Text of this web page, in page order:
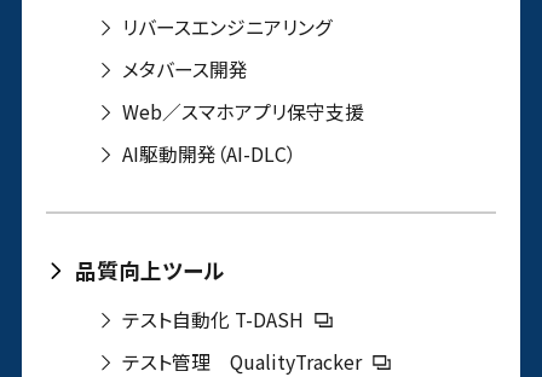
リバースエンジニアリング
メタバース開発
Web／スマホアプリ保守支援
AI駆動開発（AI-DLC）
品質向上ツール
テスト自動化 T-DASH
テスト管理 QualityTracker